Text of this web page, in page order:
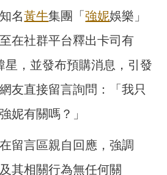
名黃牛集團「強妮娛樂」
在社群平台釋出卡司有
星，並發布預購消息，引發
友直接留言詢問：「我只
妮有關嗎？」
留言區親自回應，強調
及其相關行為無任何關